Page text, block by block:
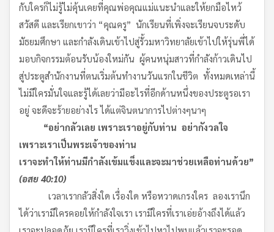
กับใครก็ไม่รู้ไม่คุ้นเคยที่คุณพ่อคุณแม่แนะนำและให้ยกมือไหว้
สวัสดี และเรียกเขาว่า “คุณครู” นักเรียนที่เพิ่งจะเรียนจบระดับ
มัธยมศึกษา และกำลังเดินเข้าไปสู่รั้วมหาวิทยาลัยเข้าไปให้รุ่นพี่ได้
มอบกิจกรรมต้อนรับน้องใหม่กัน ผู้คนหนุ่มสาวที่กำลังก้าวเดินไป
สู่ประตูสำนักงานที่ตนเริ่มต้นทำงานวันแรกในชีวิต ทั้งหมดเหล่านี้
ไม่มีใครมั่นใจและรู้ได้เลยว่ามีอะไรที่อีกด้านหนึ่งของประตูรอเรา
อยู่ จะดีจะร้ายอย่างไร ได้แต่จินตนาการไปต่างๆนาๆ
“อย่ากลัวเลย เพราะเราอยู่กับท่าน อย่ากังวลใจ
เพราะเราเป็นพระเจ้าของท่าน
เราจะทำให้ท่านมีกำลังเข้มแข็งและจะมาช่วยเหลือท่านด้วย”
(อสย 40:10)
เวลาเรากลัวสิ่งใด เรื่องใด หรือหวาดเกรงใคร ลองเรานึก
ได้ว่าเรามีใครคอยให้กำลังใจเรา เรามีใครที่เราเอ่ยอ้างถึงได้แล้ว